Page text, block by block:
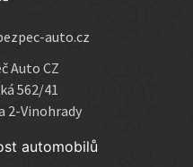
auto.cz
Auto CZ
562/41
2-Vinohrady
automobilů